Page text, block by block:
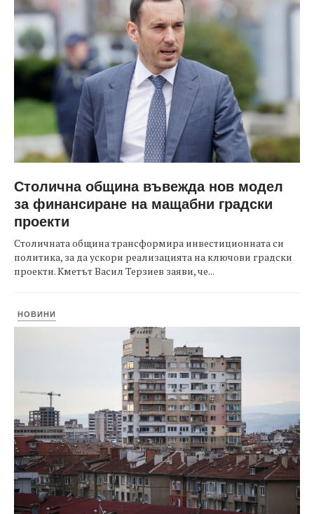
Столична община въвежда нов модел
за финансиране на мащабни градски
проекти
Столичната община трансформира инвестиционната си
политика, за да ускори реализацията на ключови градски
проекти. Кметът Васил Терзиев заяви, че...
НОВИНИ